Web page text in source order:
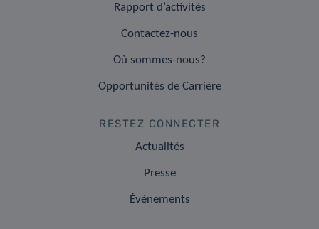
Rapport d’activités
Contactez-nous
Où sommes-nous?
Opportunités de Carrière
RESTEZ CONNECTER
Actualités
Presse
Événements